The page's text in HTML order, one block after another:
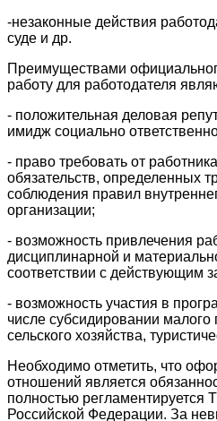
-незаконные действия
суде и др.
Преимуществами
работу для работодателя
- положительная деловая
имидж социально
- право требовать от
обязательств, определенных
соблюдения правил
организации;
- возможность привлечения
дисциплинарной и
соответствии с действующим
- возможность участия в
числе субсидировании малого
сельского хозяйства,
Необходимо отметить, что
отношений является
полностью регламентируется
Российской Федерации. За